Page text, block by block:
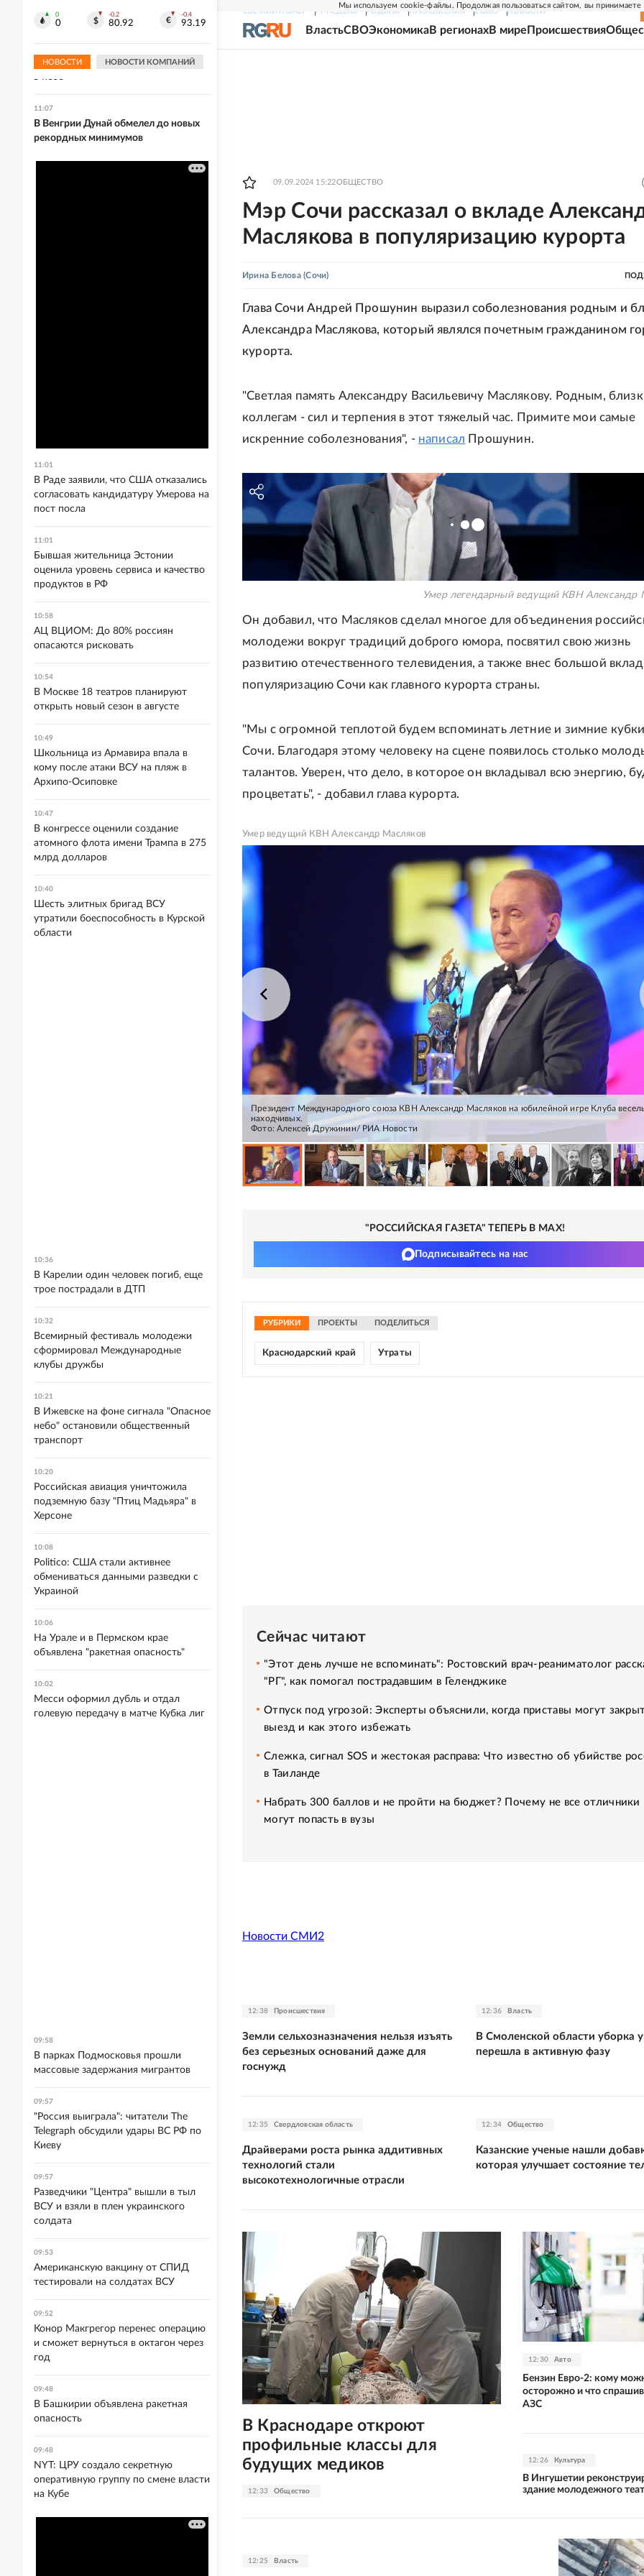
Мы используем cookie-файлы. Продолжая пользоваться сайтом, вы принимаете
СВЕЖИЙ НОМЕР РГ-НЕДЕЛЯ РОДИНА ПРИЛОЖЕНИЯ СОЮЗ НОВОСТИ
ВластьСВОЭкономикаВ регионахВ мире Происшествия
09.09.2024 15:22ОБЩЕСТВО
Мэр Сочи рассказал о вкладе
Маслякова в популяризацию курорта
Ирина Белова(Сочи)
Глава Сочи Андрей Прошунин выразил соболезнования родным и
Александра Маслякова, который являлся почетным гражданином
курорта.
"Светлая память Александру Васильевичу Маслякову. Родным,
коллегам - сил и терпения в этот тяжелый час. Примите мои самые
искренние соболезнования", - написал Прошунин.
Умер легендарный ведущий КВН Александр
Он добавил, что Масляков сделал многое для объединения
молодежи вокруг традиций доброго юмора, посвятил свою жизнь
развитию отечественного телевидения, а также внес большой вклад
популяризацию Сочи как главного курорта страны.
"Мы с огромной теплотой будем вспоминать летние и зимние
Сочи. Благодаря этому человеку на сцене появилось столько
талантов. Уверен, что дело, в которое он вкладывал всю энергию,
процветать", - добавил глава курорта.
Умер ведущий КВН Александр Масляков
Президент Международного союза КВН Александр Масляков на юбилейной игре Клуба
находчивых.
Фото: Алексей Дружинин/ РИА Новости
"РОССИЙСКАЯ ГАЗЕТА" ТЕПЕРЬ В MAX!
Подписывайтесь на нас
РУБРИКИ ПРОЕКТЫ ПОДЕЛИТЬСЯ
Краснодарский край Утраты
Сейчас читают
"Этот день лучше не вспоминать": Ростовский врач-реаниматолог
"РГ", как помогал пострадавшим в Геленджике
Отпуск под угрозой: Эксперты объяснили, когда приставы могут
выезд и как этого избежать
Слежка, сигнал SOS и жестокая расправа: Что известно об убийстве
в Таиланде
Набрать 300 баллов и не пройти на бюджет? Почему не все отличники
могут попасть в вузы
Новости СМИ2
12:38 Происшествия
Земли сельхозназначения нельзя изъять
без серьезных оснований даже для
госнужд
12:36 Власть
В Смоленской области уборка
перешла в активную фазу
12:35 Свердловская область
Драйверами роста рынка аддитивных
технологий стали
высокотехнологичные отрасли
12:34 Общество
Казанские ученые нашли
которая улучшает состояние
12:33 Общество
В Краснодаре откроют
профильные классы для
будущих медиков
12:30 Авто
Бензин Евро-2: кому
осторожно и что
АЗС
12:26 Культура
В Ингушетии
здание молодежного
12:25 Власть
0
0
-0.2
80.92
-0.4
93.19
НОВОСТИ НОВОСТИ КОМПАНИЙ
превратился в борьбу за господство
в небе
11:07
В Венгрии Дунай обмелел до новых
рекордных минимумов
11:01
В Раде заявили, что США отказались
согласовать кандидатуру Умерова на
пост посла
11:01
Бывшая жительница Эстонии
оценила уровень сервиса и качество
продуктов в РФ
10:58
АЦ ВЦИОМ: До 80% россиян
опасаются рисковать
10:54
В Москве 18 театров планируют
открыть новый сезон в августе
10:49
Школьница из Армавира впала в
кому после атаки ВСУ на пляж в
Архипо-Осиповке
10:47
В конгрессе оценили создание
атомного флота имени Трампа в 275
млрд долларов
10:40
Шесть элитных бригад ВСУ
утратили боеспособность в Курской
области
10:36
В Карелии один человек погиб, еще
трое пострадали в ДТП
10:32
Всемирный фестиваль молодежи
сформировал Международные
клубы дружбы
10:21
В Ижевске на фоне сигнала "Опасное
небо" остановили общественный
транспорт
10:20
Российская авиация уничтожила
подземную базу "Птиц Мадьяра" в
Херсоне
10:08
Politico: США стали активнее
обмениваться данными разведки с
Украиной
10:06
На Урале и в Пермском крае
объявлена "ракетная опасность"
10:02
Месси оформил дубль и отдал
голевую передачу в матче Кубка лиг
09:58
В парках Подмосковья прошли
массовые задержания мигрантов
09:57
"Россия выиграла": читатели The
Telegraph обсудили удары ВС РФ по
Киеву
09:57
Разведчики "Центра" вышли в тыл
ВСУ и взяли в плен украинского
солдата
09:53
Американскую вакцину от СПИД
тестировали на солдатах ВСУ
09:52
Конор Макгрегор перенес операцию
и сможет вернуться в октагон через
год
09:48
В Башкирии объявлена ракетная
опасность
09:48
NYT: ЦРУ создало секретную
оперативную группу по смене власти
на Кубе